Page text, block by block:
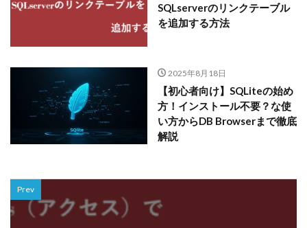
SQLserverのリンクテーブル
を追加する方法
2025年8月18日
【初心者向け】SQLiteの始め
方！インストール不要？な使
い方からDB Browserまで徹底
解説
Prev